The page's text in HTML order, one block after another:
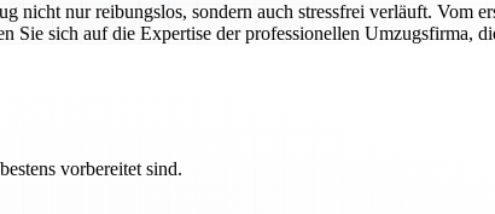
nur reibungslos, sondern auch stressfrei verläuft. Vom
Sie sich auf die Expertise der professionellen Umzugsfirma,
vorbereitet sind.